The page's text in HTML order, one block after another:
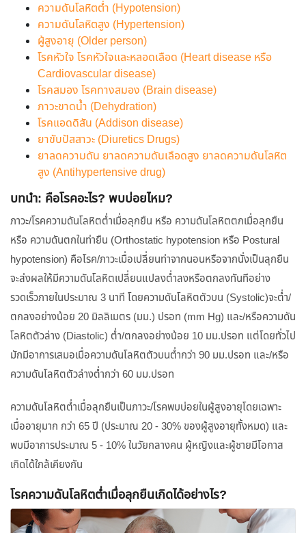
ความดันโลหิตต่ำ (Hypotension)
ความดันโลหิตสูง (Hypertension)
ผู้สูงอายุ (Older person)
โรคหัวใจ โรคหัวใจและหลอดเลือด (Heart disease หรือ
Cardiovascular disease)
โรคสมอง โรคทางสมอง (Brain disease)
ภาวะขาดน้ำ (Dehydration)
โรคแอดดิสัน (Addison disease)
ยาขับปัสสาวะ (Diuretics Drugs)
ยาลดความดัน ยาลดความดันเลือดสูง ยาลดความดันโลหิต
สูง (Antihypertensive drug)
บทนำ: คือโรคอะไร? พบบ่อยไหม?
ภาวะ/โรคความดันโลหิตต่ำเมื่อลุกยืน หรือ ความดันโลหิตตกเมื่อลุกยืน
หรือ ความดันตกในท่ายืน (Orthostatic hypotension หรือ Postural
hypotension) คือโรค/ภาวะเมื่อเปลี่ยนท่าจากนอนหรือจากนั่งเป็นลุกยืน
จะส่งผลให้มีความดันโลหิตเปลี่ยนแปลงต่ำลงหรือตกลงทันทีอย่าง
รวดเร็วภายในประมาณ 3 นาที โดยความดันโลหิตตัวบน (Systolic)จะต่ำ/
ตกลงอย่างน้อย 20 มิลลิเมตร (มม.) ปรอท (mm Hg) และ/หรือความดัน
โลหิตตัวล่าง (Diastolic) ต่ำ/ตกลงอย่างน้อย 10 มม.ปรอท แต่โดยทั่วไป
มักมีอาการเสมอเมื่อความดันโลหิตตัวบนต่ำกว่า 90 มม.ปรอท และ/หรือ
ความดันโลหิตตัวล่างต่ำกว่า 60 มม.ปรอท
ความดันโลหิตต่ำเมื่อลุกยืนเป็นภาวะ/โรคพบบ่อยในผู้สูงอายุโดยเฉพาะ
เมื่ออายุมาก กว่า 65 ปี (ประมาณ 20 - 30% ของผู้สูงอายุทั้งหมด) และ
พบมีอาการประมาณ 5 - 10% ในวัยกลางคน ผู้หญิงและผู้ชายมีโอกาส
เกิดได้ใกล้เคียงกัน
โรคความดันโลหิตต่ำเมื่อลุกยืนเกิดได้อย่างไร?